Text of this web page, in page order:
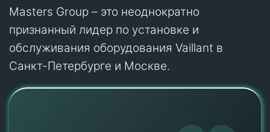
Masters Group – это неоднократно
признанный лидер по установке и
обслуживания оборудования Vaillant в
Санкт-Петербурге и Москве.